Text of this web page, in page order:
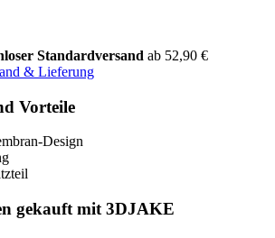
Standardversand ab 52,90 €
& Lieferung
Vorteile
Design
gekauft mit 3DJAKE